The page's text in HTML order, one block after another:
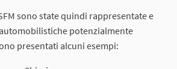
sono state quindi rappresentate e
potenzialmente
presentati alcuni esempi: